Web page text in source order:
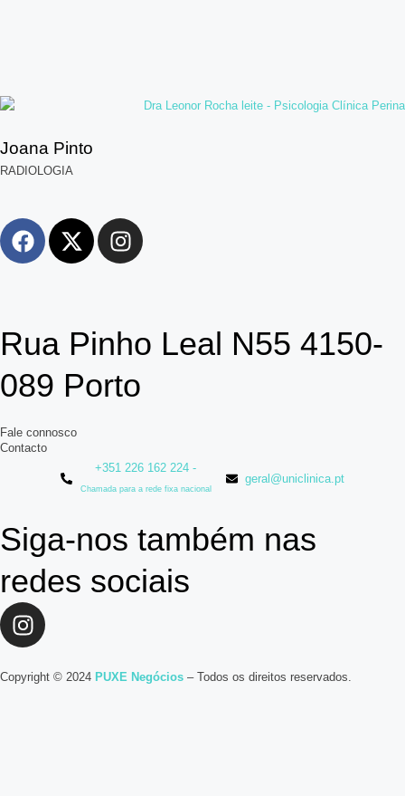
Joana Pinto
RADIOLOGIA
Rua Pinho Leal N55 4150-
089 Porto
Fale connosco
Contacto
+351 226 162 224 -
Chamada para a rede fixa nacional
geral@uniclinica.pt
Siga-nos também nas
redes sociais
Copyright © 2024 PUXE Negócios – Todos os direitos reservados.